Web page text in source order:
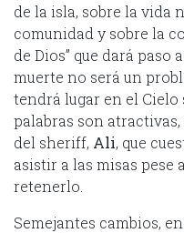
de la isla, sobre la vida
comunidad y sobre la
de Dios” que dará paso
muerte no será un
tendrá lugar en el Cielo
palabras son
del sheriff, Ali, que
asistir a las misas pese
retenerlo.
Semejantes cambios,